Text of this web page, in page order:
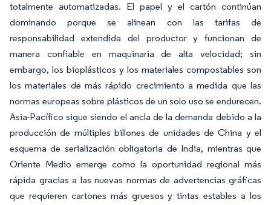
totalmente automatizadas. El papel y el cartón continúan
dominando porque se alinean con las tarifas de
responsabilidad extendida del productor y funcionan de
manera confiable en maquinaria de alta velocidad; sin
embargo, los bioplásticos y los materiales compostables son
los materiales de más rápido crecimiento a medida que las
normas europeas sobre plásticos de un solo uso se endurecen.
Asia-Pacífico sigue siendo el ancla de la demanda debido a la
producción de múltiples billones de unidades de China y el
esquema de serialización obligatoria de India, mientras que
Oriente Medio emerge como la oportunidad regional más
rápida gracias a las nuevas normas de advertencias gráficas
que requieren cartones más gruesos y tintas estables a los